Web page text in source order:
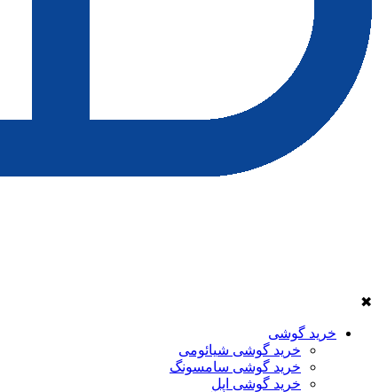
✖
خرید گوشی
خرید گوشی شیائومی
خرید گوشی سامسونگ
خرید گوشی اپل